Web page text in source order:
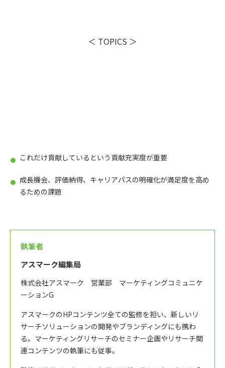
＜ TOPICS ＞
これだけ貢献しているという貢献充実度が重要
成長機会、評価納得、キャリアパスの明確化が満足度を高め
るための課題
執筆者
アスマーク編集局
株式会社アスマーク 営業部 マーケティングコミュニケ
ーションG
アスマークのHPコンテンツ全ての監修を担い、新しいリ
サーチソリューションの開発やブランディングにも携わ
る。マーケティングリサーチのセミナー企画やリサーチ関
連コンテンツの執筆にも従事。